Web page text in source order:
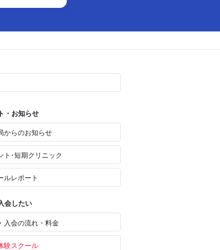
・お知らせ
からのお知らせ
ト･短期クリニック
ルレポート
会したい
入会の流れ・料金
験スクール